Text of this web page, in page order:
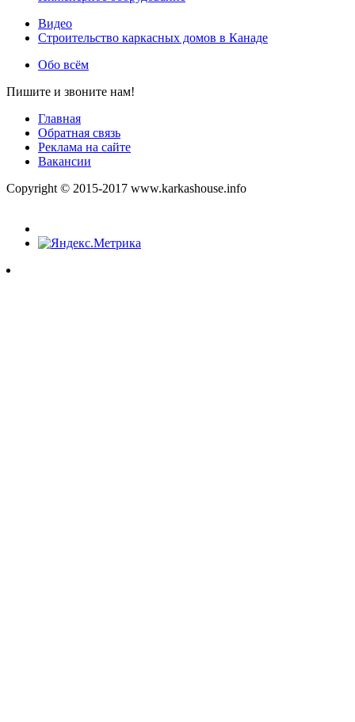
Видео
Строительство каркасных домов в Канаде
Обо всём
Пишите и звоните нам!
Главная
Обратная связь
Реклама на сайте
Вакансии
Copyright © 2015-2017 www.karkashouse.info